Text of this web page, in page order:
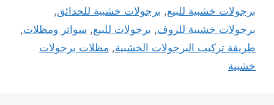
برجولات خشبية للبيع, برجولات خشبية للحدائق,
برجولات خشبية للروف, برجولات للبيع, سواتر ومظلات,
طريقة تركيب البرجولات الخشبية, مظلات برجولات
خشبية